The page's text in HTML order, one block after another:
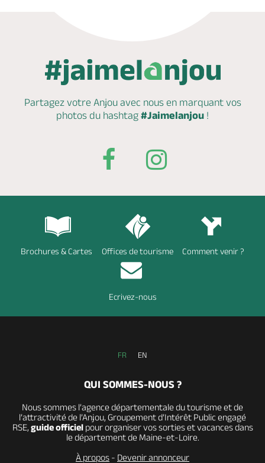
Partagez votre Anjou avec nous en marquantvos
photos du hashtag #Jaimelanjou !
Brochures & Cartes Offices de tourisme Comment venir ?
Ecrivez-nous
FR EN
QUI SOMMES-NOUS ?
Nous sommes l’agence départementale du tourisme et de
l’attractivité de l’Anjou, Groupement d’Intérêt Public engagé
RSE, guide officielpour organiser vos sorties et vacances dans
le département de Maine-et-Loire.
À propos - Devenir annonceur